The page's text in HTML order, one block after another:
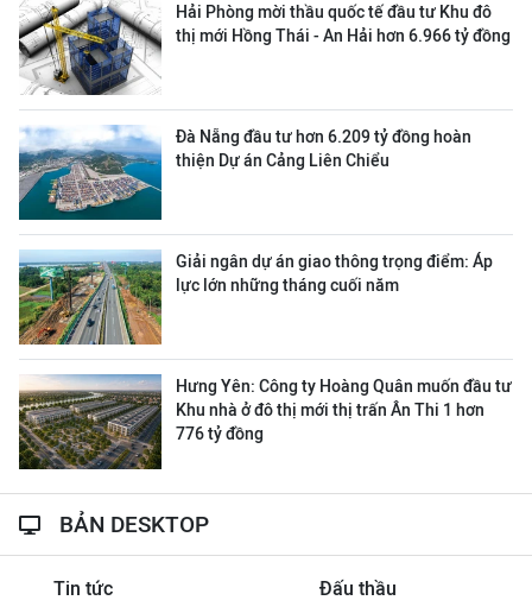
Hải Phòng mời thầu quốc tế đầu tư Khu đô
thị mới Hồng Thái - An Hải hơn 6.966 tỷ đồng
Đà Nẵng đầu tư hơn 6.209 tỷ đồng hoàn
thiện Dự án Cảng Liên Chiểu
Giải ngân dự án giao thông trọng điểm: Áp
lực lớn những tháng cuối năm
Hưng Yên: Công ty Hoàng Quân muốn đầu tư
Khu nhà ở đô thị mới thị trấn Ân Thi 1 hơn
776 tỷ đồng
BẢN DESKTOP
Tin tức Đấu thầu